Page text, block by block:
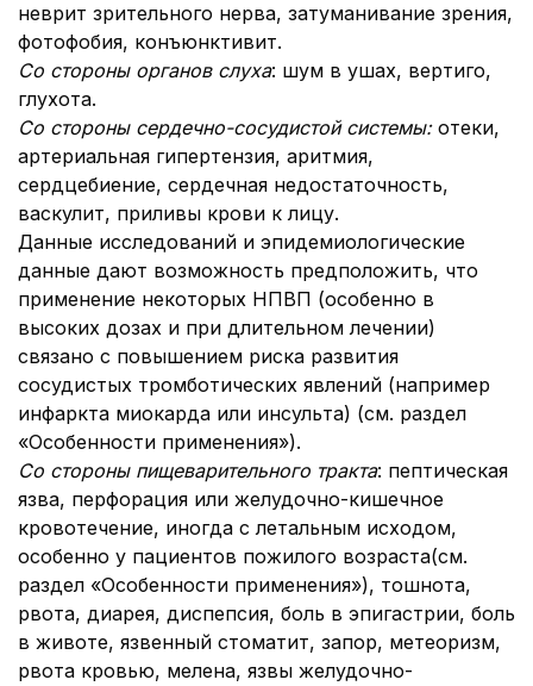
неврит зрительного нерва, затуманивание зрения,
фотофобия, конъюнктивит.
Со стороны органов слуха: шум в ушах, вертиго,
глухота.
Со стороны сердечно-сосудистой системы: отеки,
артериальная гипертензия, аритмия,
сердцебиение, сердечная недостаточность,
васкулит, приливы крови к лицу.
Данные исследований и эпидемиологические
данные дают возможность предположить, что
применение некоторых НПВП (особенно в
высоких дозах и при длительном лечении)
связано с повышением риска развития
сосудистых тромботических явлений (например
инфаркта миокарда или инсульта) (см. раздел
«Особенности применения»).
Со стороны пищеварительного тракта: пептическая
язва, перфорация или желудочно-кишечное
кровотечение, иногда с летальным исходом,
особенно у пациентов пожилого возраста(см.
раздел «Особенности применения»), тошнота,
рвота, диарея, диспепсия, боль в эпигастрии, боль
в животе, язвенный стоматит, запор, метеоризм,
рвота кровью, мелена, язвы желудочно-